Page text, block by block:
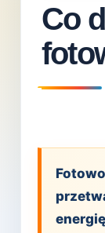
Co